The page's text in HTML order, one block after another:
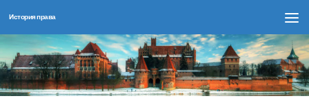
Перейти к содержимому
История права